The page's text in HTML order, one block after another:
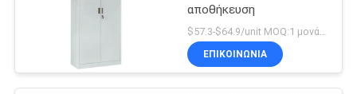
αποθήκευση
ΕΠΙΚΟΙΝΩΝΊΑ